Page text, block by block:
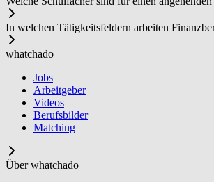
In welchen Tätigkeitsfeldern arbeiten
whatchado
Jobs
Arbeitgeber
Videos
Berufsbilder
Matching
Über whatchado